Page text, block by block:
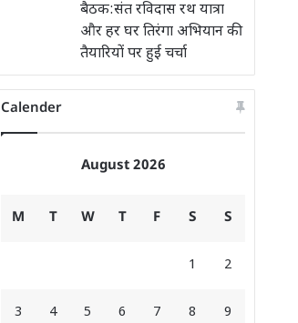
बैठक:संत रविदास रथ यात्रा
और हर घर तिरंगा अभियान की
तैयारियों पर हुई चर्चा
Calender
August 2026
M T W T F S S
1 2
3 4 5 6 7 8 9